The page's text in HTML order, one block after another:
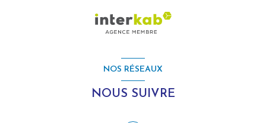
NOS RÉSEAUX
NOUS SUIVRE